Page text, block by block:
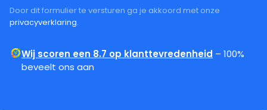
Door dit formulier te versturen ga je akkoord met onze
privacyverklaring.
Wij scoren een 8.7 op klanttevredenheid – 100%
beveelt ons aan